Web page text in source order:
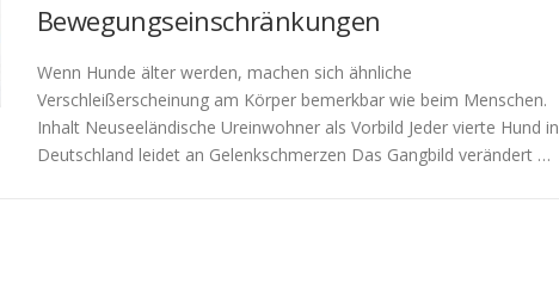
Bewegungseinschränkungen
Wenn Hunde älter werden, machen sich ähnliche
Verschleißerscheinung am Körper bemerkbar wie beim Menschen.
Inhalt Neuseeländische Ureinwohner als Vorbild Jeder vierte Hund in
Deutschland leidet an Gelenkschmerzen Das Gangbild verändert …